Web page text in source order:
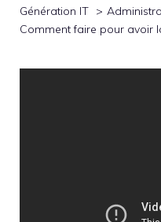
Génération IT
Comment faire pour avoir